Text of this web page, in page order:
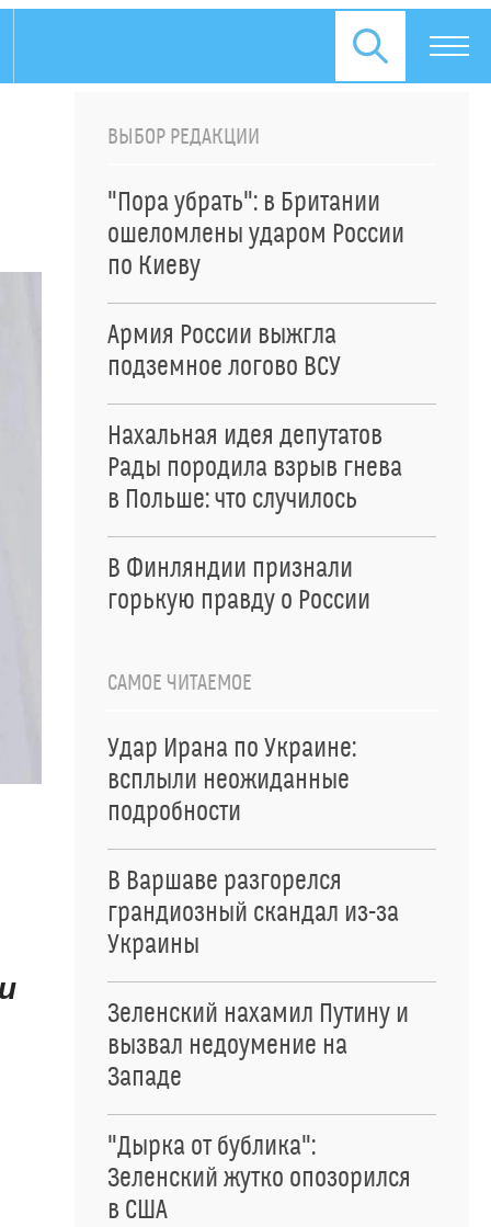
ВЫБОР РЕДАКЦИИ
"Пора убрать": в Британии
ошеломлены ударом России
по Киеву
Армия России выжгла
подземное логово ВСУ
Нахальная идея депутатов
Рады породила взрыв гнева
в Польше: что случилось
В Финляндии признали
горькую правду о России
САМОЕ ЧИТАЕМОЕ
Удар Ирана по Украине:
всплыли неожиданные
подробности
В Варшаве разгорелся
грандиозный скандал из-за
Украины
Зеленский нахамил Путину и
вызвал недоумение на
Западе
"Дырка от бублика":
Зеленский жутко опозорился
в США